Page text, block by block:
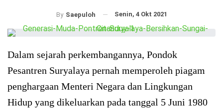
By Saepuloh Senin, 4 Okt 2021
Dalam sejarah perkembangannya, Pondok
Pesantren Suryalaya pernah memperoleh piagam
penghargaan Menteri Negara dan Lingkungan
Hidup yang dikeluarkan pada tanggal 5 Juni 1980